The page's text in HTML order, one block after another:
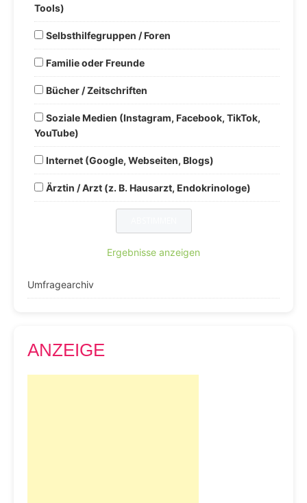
Tools)
Selbsthilfegruppen / Foren
Familie oder Freunde
Bücher / Zeitschriften
Soziale Medien (Instagram, Facebook, TikTok,
YouTube)
Internet (Google, Webseiten, Blogs)
Ärztin / Arzt (z. B. Hausarzt, Endokrinologe)
Ergebnisse anzeigen
Umfragearchiv
ANZEIGE